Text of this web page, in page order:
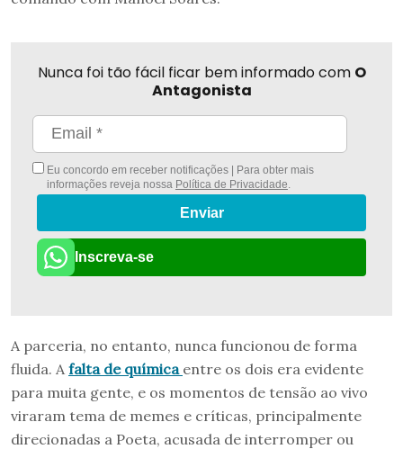
Nunca foi tão fácil ficar bem informado com O
Antagonista
Eu concordo em receber notificações | Para obter mais
informações reveja nossa Política de Privacidade
Enviar
Inscreva-se
A parceria, no entanto, nunca funcionou de forma
fluida. A falta de química entre os dois era evidente
para muita gente, e os momentos de tensão ao vivo
viraram tema de memes e críticas, principalmente
direcionadas a Poeta, acusada de interromper ou